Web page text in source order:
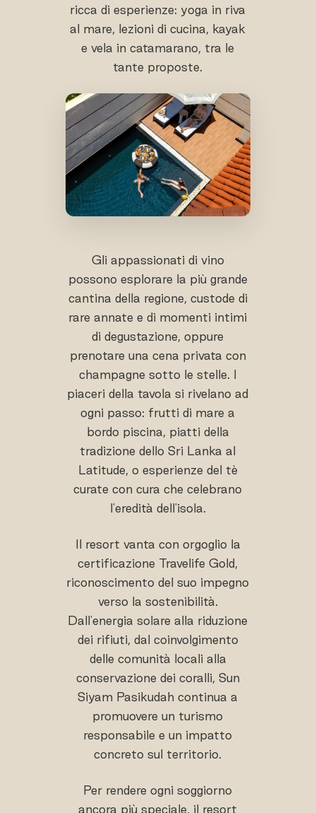
ricca di esperienze: yoga in riva
al mare, lezioni di cucina, kayak
e vela in catamarano, tra le
tante proposte.
Gli appassionati di vino
possono esplorare la più grande
cantina della regione, custode di
rare annate e di momenti intimi
di degustazione, oppure
prenotare una cena privata con
champagne sotto le stelle. I
piaceri della tavola si rivelano ad
ogni passo: frutti di mare a
bordo piscina, piatti della
tradizione dello Sri Lanka al
Latitude, o esperienze del tè
curate con cura che celebrano
l'eredità dell'isola.
Il resort vanta con orgoglio la
certificazione Travelife Gold,
riconoscimento del suo impegno
verso la sostenibilità.
Dall'energia solare alla riduzione
dei rifiuti, dal coinvolgimento
delle comunità locali alla
conservazione dei coralli, Sun
Siyam Pasikudah continua a
promuovere un turismo
responsabile e un impatto
concreto sul territorio.
Per rendere ogni soggiorno
ancora più speciale, il resort